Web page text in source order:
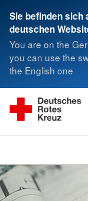
Sie befinden sich
deutschen
You are on the
you can use the
the English one